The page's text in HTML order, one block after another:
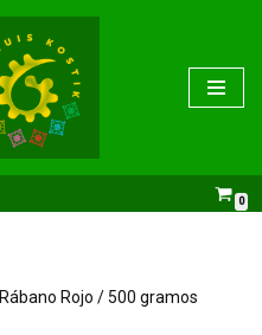
0
Rábano Rojo / 500 gramos